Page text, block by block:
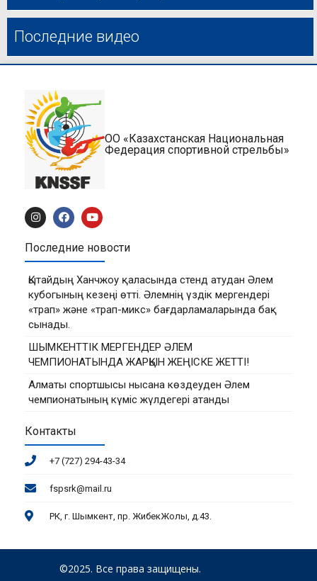
Последние видео
ОО «Казахстанская Национальная
Федерация спортивной стрельбы»
Последние новости
Қытайдың Ханчжоу қаласында стенд атудан Әлем
кубогының кезеңі өтті. Әлемнің үздік мергендері
«трап» және «трап-микс» бағдарламаларында бақ
сынады.
ШЫМКЕНТТІК МЕРГЕНДЕР ӘЛЕМ
ЧЕМПИОНАТЫНДА ЖАРҚЫН ЖЕҢІСКЕ ЖЕТТІ!
Алматы спортшысы нысана көздеуден Әлем
чемпионатының күміс жүлдегері атанды
Контакты
+7 (727) 294-43-34
fspsrk@mail.ru
РК, г. Шымкент, пр. ЖибекЖолы, д.43.
©2025. Все права защищены.